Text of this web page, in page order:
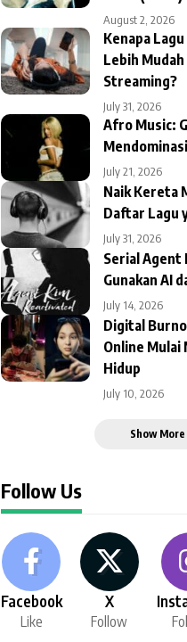
August 2, 2026
Kenapa
Lebih
Streaming?
July 31, 2026
Afro Music:
July 21, 2026
Naik Kereta
Daftar Lagu
July 31, 2026
Serial Agent
Gunakan AI
July 14, 2026
Digital
Online Mulai
Hidup
July 10, 2026
Show More
Follow Us
Facebook
Like
X
Follow